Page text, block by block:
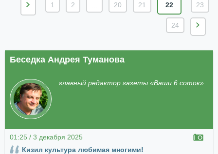
1 2 20 21 22 23
24
Беседка Андрея Туманова
главный редактор газеты «Ваши 6 соток»
01:25 / 3 декабря 2025
Кизил культура любимая многими!